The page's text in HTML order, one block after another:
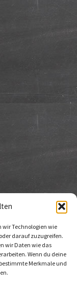
wir Technologien wie
darauf zuzugreifen.
wir Daten wie das
Wenn du deine
Merkmale und